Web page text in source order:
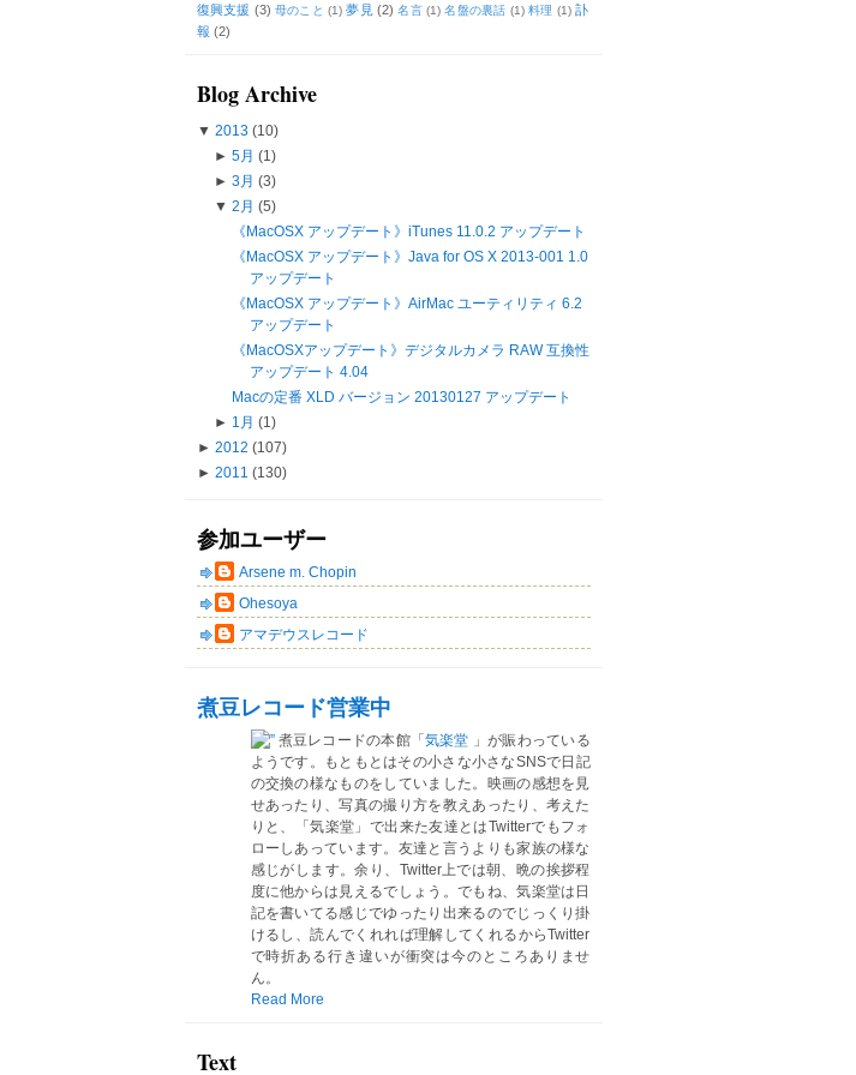
復興支援 (3) 母のこと (1) 夢見 (2) 名言 (1) 名盤の裏話 (1) 料理 (1) 訃
報 (2)
Blog Archive
▼ 2013 (10)
► 5月 (1)
► 3月 (3)
▼ 2月 (5)
《MacOSX アップデート》iTunes 11.0.2 アップデート
《MacOSX アップデート》Java for OS X 2013-001 1.0
アップデート
《MacOSX アップデート》AirMac ユーティリティ 6.2
アップデート
《MacOSXアップデート》デジタルカメラ RAW 互換性
アップデート 4.04
Macの定番 XLD バージョン 20130127 アップデート
► 1月 (1)
► 2012 (107)
► 2011 (130)
参加ユーザー
Arsene m. Chopin
Ohesoya
アマデウスレコード
煮豆レコード営業中
煮豆レコードの本館「 気楽堂 」が賑わっている
ようです。もともとはその小さな小さなSNSで日記
の交換の様なものをしていました。映画の感想を見
せあったり、写真の撮り方を教えあったり、考えた
りと、「気楽堂」で出来た友達とはTwitterでもフォ
ローしあっています。友達と言うよりも家族の様な
感じがします。余り、Twitter上では朝、晩の挨拶程
度に他からは見えるでしょう。でもね、気楽堂は日
記を書いてる感じでゆったり出来るのでじっくり掛
けるし、読んでくれれば理解してくれるからTwitter
で時折ある行き違いが衝突は今のところありませ
ん。
Read More
Text